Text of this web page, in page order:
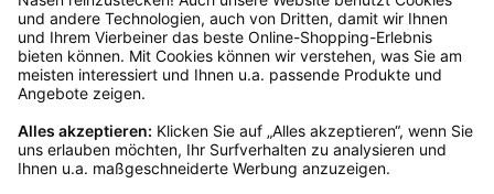
Gast bestellt, schreibe uns eine Email an
verkauf@schecker.de oder rufe zu unseren
Servicezeiten an, dann lassen wir dir ein
Rücksendeetikett zukommen.